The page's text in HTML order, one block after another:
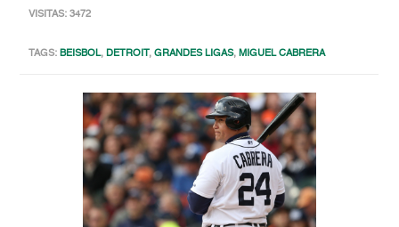
VISITAS: 3472
TAGS:BEISBOL,DETROIT,GRANDES LIGAS,MIGUEL CABRERA